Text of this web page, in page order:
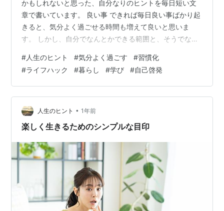
かもしれないと思った、自分なりのヒントを毎日短い文
章で書いています。 良い事 できれば毎日良い事ばかり起
きると、気分よく過ごせる時間も増えて良いと思いま
す。 しかし、自分でなんとかできる範囲と、そうでない
かない事があります。 トラブルに巻き込まれたりする
と、そもそも今悪い状況なので、良い事について考える
こともできません。 そんな一日の中で、なるべく毎日良
い事を起こすために、ちょっとしたヒントがあります。
良かったこと 毎日良い事を起こすためのヒントは、 「毎
日寝る前に良かったことを一つ思い出す…
#人生のヒント #気分よく過ごす #習慣化
#ライフハック #暮らし #学び #自己啓発
人生のヒント • 1年前
楽しく生きるためのシンプルな目印